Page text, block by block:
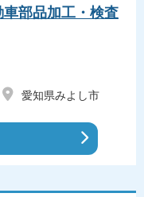
部品加工・検査
愛知県みよし市